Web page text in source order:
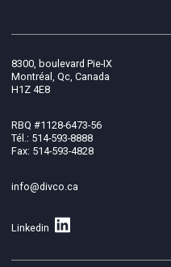
8300, boulevard Pie-IX
Montréal, Qc, Canada
H1Z 4E8
RBQ #1128-6473-56
Tél.: 514-593-8888
Fax: 514-593-4828
info@divco.ca
Linkedin